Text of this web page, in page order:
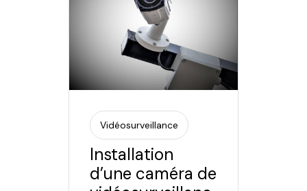
Vidéosurveillance
Installation
d’une caméra de